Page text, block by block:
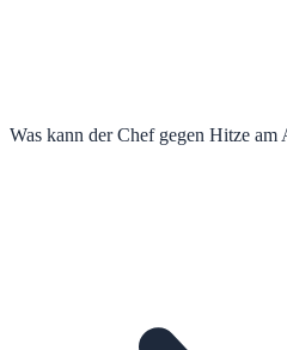
Was kann der Chef gegen Hitze am